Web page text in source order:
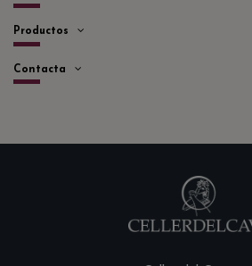
Productos
Contacta